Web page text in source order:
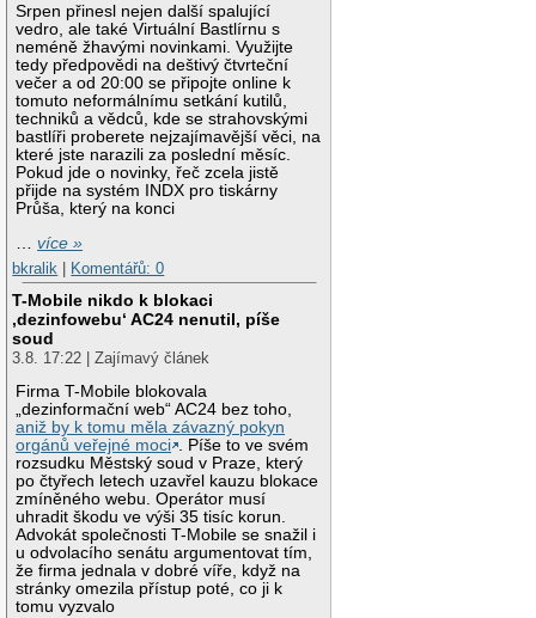
Srpen přinesl nejen další spalující
vedro, ale také Virtuální Bastlírnu s
neméně žhavými novinkami. Využijte
tedy předpovědi na deštivý čtvrteční
večer a od 20:00 se připojte online k
tomuto neformálnímu setkání kutilů,
techniků a vědců, kde se strahovskými
bastlíři proberete nejzajímavější věci, na
které jste narazili za poslední měsíc.
Pokud jde o novinky, řeč zcela jistě
přijde na systém INDX pro tiskárny
Průša, který na konci
…více »
bkralik
Komentářů: 0
T-Mobile nikdo k blokaci
‚dezinfowebu‘ AC24 nenutil, píše
soud
3.8. 17:22 | Zajímavý článek
Firma T-Mobile blokovala
„dezinformační web“ AC24 bez toho,
aniž by k tomu měla závazný pokyn
orgánů veřejné moci . Píše to ve svém
rozsudku Městský soud v Praze, který
po čtyřech letech uzavřel kauzu blokace
zmíněného webu. Operátor musí
uhradit škodu ve výši 35 tisíc korun.
Advokát společnosti T-Mobile se snažil i
u odvolacího senátu argumentovat tím,
že firma jednala v dobré víře, když na
stránky omezila přístup poté, co ji k
tomu vyzvalo